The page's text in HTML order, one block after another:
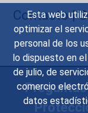
Esta web
optimizar el
personal de los
lo dispuesto en el
de julio, de
comercio
datos
Contacto|